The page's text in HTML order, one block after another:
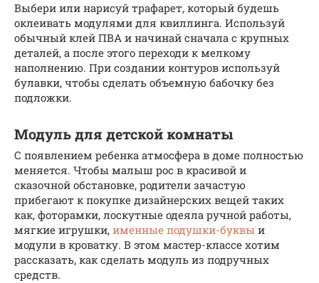
Выбери или нарисуй трафарет, который будешь
оклеивать модулями для квиллинга. Используй
обычный клей ПВА и начинай сначала с крупных
деталей, а после этого переходи к мелкому
наполнению. При создании контуров используй
булавки, чтобы сделать объемную бабочку без
подложки.
Модуль для детской комнаты
С появлением ребенка атмосфера в доме полностью
меняется. Чтобы малыш рос в красивой и
сказочной обстановке, родители зачастую
прибегают к покупке дизайнерских вещей таких
как, фоторамки, лоскутные одеяла ручной работы,
мягкие игрушки, именные подушки-буквы и
модули в кроватку. В этом мастер-классе хотим
рассказать, как сделать модуль из подручных
средств.